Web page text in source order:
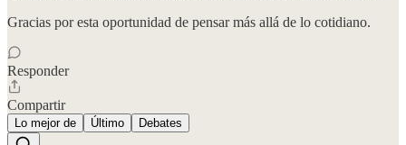
Gracias por esta oportunidad de pensar más allá de lo cotidiano.
Responder
Compartir
Lo mejor de Último Debates